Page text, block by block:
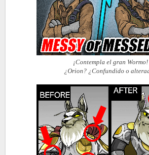
¡Contempla el gran Wormo!
¿Orion? ¿Confundido o